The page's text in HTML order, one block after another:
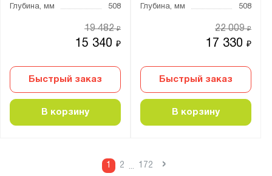
Глубина, мм
508
15 340₽
19 482₽
Быстрый заказ
В корзину
Глубина, мм
508
17 330₽
22 009₽
Быстрый заказ
В корзину
1 2 ... 172 ›